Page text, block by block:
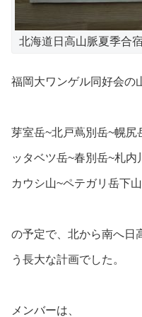
北海道日高山脈夏季合
福岡大ワンゲル同好会の
芽室岳~北戸蔦別岳~幌尻
ッタベツ岳~春別岳~札
カウシ山~ペテガリ岳下山
の予定で、北から南へ日
う長大な計画でした。
メンバーは、